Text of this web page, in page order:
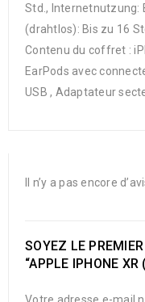
Std., Internet­nutzung:
(drahtlos): Bis zu 16
Contenu du coffret :
EarPods avec
USB , Adaptateur
Il n’y a pas encore
SOYEZ LE
“APPLE IPHONE
Votre adresse e-mail